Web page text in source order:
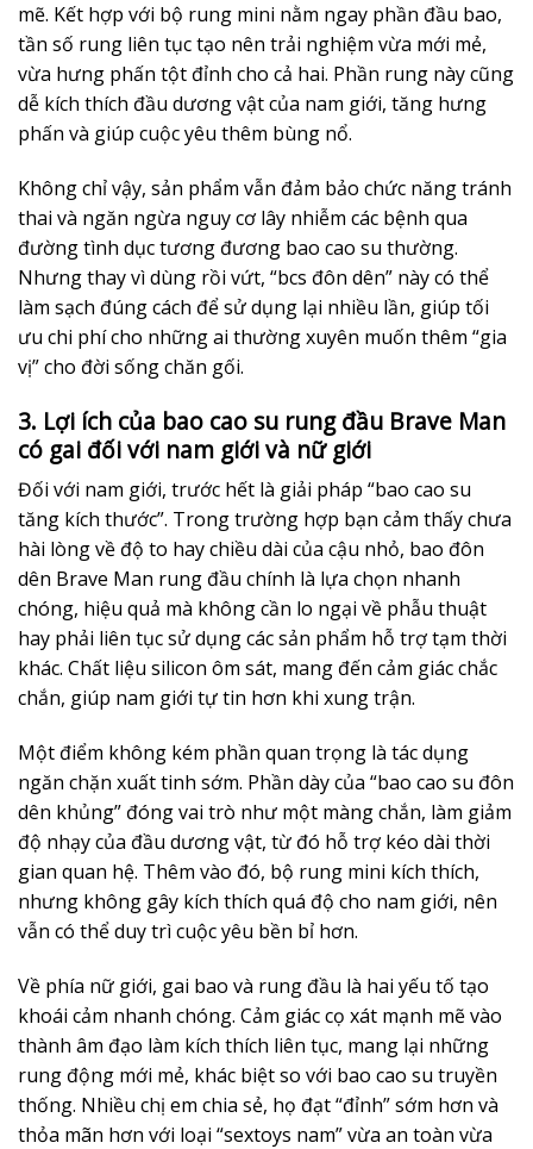
mẽ. Kết hợp với bộ rung mini nằm ngay phần đầu bao,
tần số rung liên tục tạo nên trải nghiệm vừa mới mẻ,
vừa hưng phấn tột đỉnh cho cả hai. Phần rung này cũng
dễ kích thích đầu dương vật của nam giới, tăng hưng
phấn và giúp cuộc yêu thêm bùng nổ.
Không chỉ vậy, sản phẩm vẫn đảm bảo chức năng tránh
thai và ngăn ngừa nguy cơ lây nhiễm các bệnh qua
đường tình dục tương đương bao cao su thường.
Nhưng thay vì dùng rồi vứt, “bcs đôn dên” này có thể
làm sạch đúng cách để sử dụng lại nhiều lần, giúp tối
ưu chi phí cho những ai thường xuyên muốn thêm “gia
vị” cho đời sống chăn gối.
3. Lợi ích của bao cao su rung đầu Brave Man
có gai đối với nam giới và nữ giới
Đối với nam giới, trước hết là giải pháp “bao cao su
tăng kích thước”. Trong trường hợp bạn cảm thấy chưa
hài lòng về độ to hay chiều dài của cậu nhỏ, bao đôn
dên Brave Man rung đầu chính là lựa chọn nhanh
chóng, hiệu quả mà không cần lo ngại về phẫu thuật
hay phải liên tục sử dụng các sản phẩm hỗ trợ tạm thời
khác. Chất liệu silicon ôm sát, mang đến cảm giác chắc
chắn, giúp nam giới tự tin hơn khi xung trận.
Một điểm không kém phần quan trọng là tác dụng
ngăn chặn xuất tinh sớm. Phần dày của “bao cao su đôn
dên khủng” đóng vai trò như một màng chắn, làm giảm
độ nhạy của đầu dương vật, từ đó hỗ trợ kéo dài thời
gian quan hệ. Thêm vào đó, bộ rung mini kích thích,
nhưng không gây kích thích quá độ cho nam giới, nên
vẫn có thể duy trì cuộc yêu bền bỉ hơn.
Về phía nữ giới, gai bao và rung đầu là hai yếu tố tạo
khoái cảm nhanh chóng. Cảm giác cọ xát mạnh mẽ vào
thành âm đạo làm kích thích liên tục, mang lại những
rung động mới mẻ, khác biệt so với bao cao su truyền
thống. Nhiều chị em chia sẻ, họ đạt “đỉnh” sớm hơn và
thỏa mãn hơn với loại “sextoys nam” vừa an toàn vừa